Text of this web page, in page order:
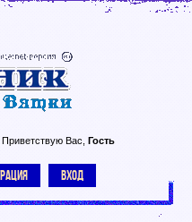
Приветствую Вас Гость
ВХОД